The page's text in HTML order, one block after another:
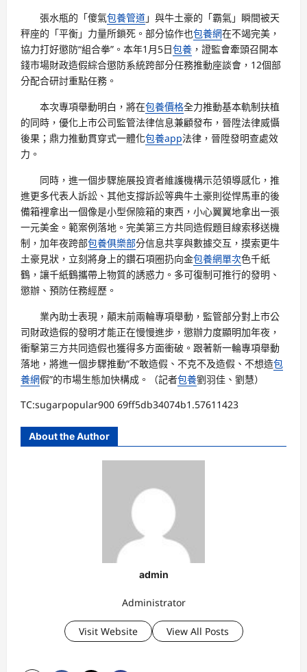
張水瓶的「傻氣包養管道」與牛土豪的「霸氣」瞬間被天
秤座的「平衡」力量所鎖死。部分協作也包養網在不竭完美，
協力打好懲防“組合拳”。本年1月5日包養 ，證監會牽頭召開本
錢市場財政造假綜合懲防系統跨部分任務推動座談會，12個部
分配合研討重點任務。
本次專項舉動明白，將在包養價格全力推動基本軌制扶植
的同時，優化上市公司監管法律信息兼顧發布，晉陞法律威懾
後果；鼎力推動貫穿式一體化包養app法律，晉陞發明查處效
力。
同時，進一個步驟施展投資者維護機構示范領導感化，推
進更多代表人訴訟、其他支撐訴訟等典牛土豪則從悍馬車的後
備箱裡拿出一個像是小型保險箱的東西，小心翼翼地拿出一張
一元美金。範案例落地。完美第三方共同造假題目線索移送機
制，加年夜跨部包養俱樂部分信息共享與數據交互，摸索更牛
土豪見狀，立刻將身上的鑽石項圈扔向金包養網單次色千紙
鶴，讓千紙鶴攜帶上物質的誘惑力。多可復制可推行的發明、
懲辦、預防任務經歷。
業內助士表現，顛末前兩輪專項舉動，監管部分對上市公
司財政造假的發明才能正在慢慢進步，懲辦力度顯明加年夜，
衝擊第三方共同造假也獲得多方面衝破。跟著新一輪專項舉動
落地，將進一個步驟推動“不敢造假、不克不及造假、不想造包
養網假”的市場生態加快構成。（記者包養劉羽佳、劉慧）
TC:sugarpopular900 69ff5db34074b1.57611423
About the Author
admin
Administrator
Visit Website View All Posts